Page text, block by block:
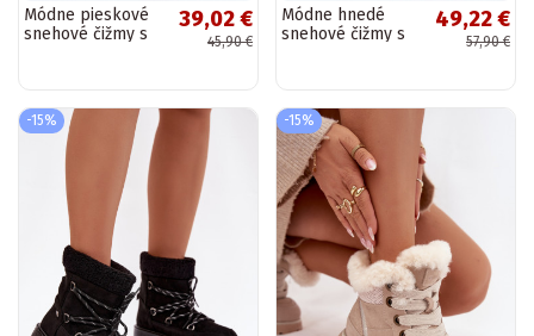
Módne pieskové
snehové čižmy s
39,02 €
45,90 €
Módne hnedé
snehové čižmy s
49,22 €
57,90 €
-15% -15%